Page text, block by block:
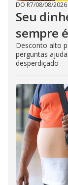
DO R7/08/08/2026
Seu
sempre
Desconto alto
perguntas
desperdiçado